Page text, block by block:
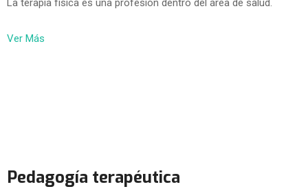
La terapia física es una profesión dentro del área de salud.
Ver Más
Pedagogía terapéutica